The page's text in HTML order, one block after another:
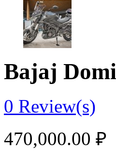
Bajaj
0 Review(s)
470,000.00 ₽